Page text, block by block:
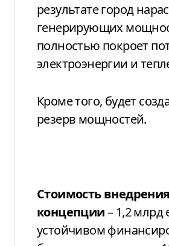
результате город
генерирующих
полностью покроет
электроэнергии и
Кроме того, будет
резерв мощностей.
Стоимость внедрения
концепции– 1,2 млрд
устойчивом